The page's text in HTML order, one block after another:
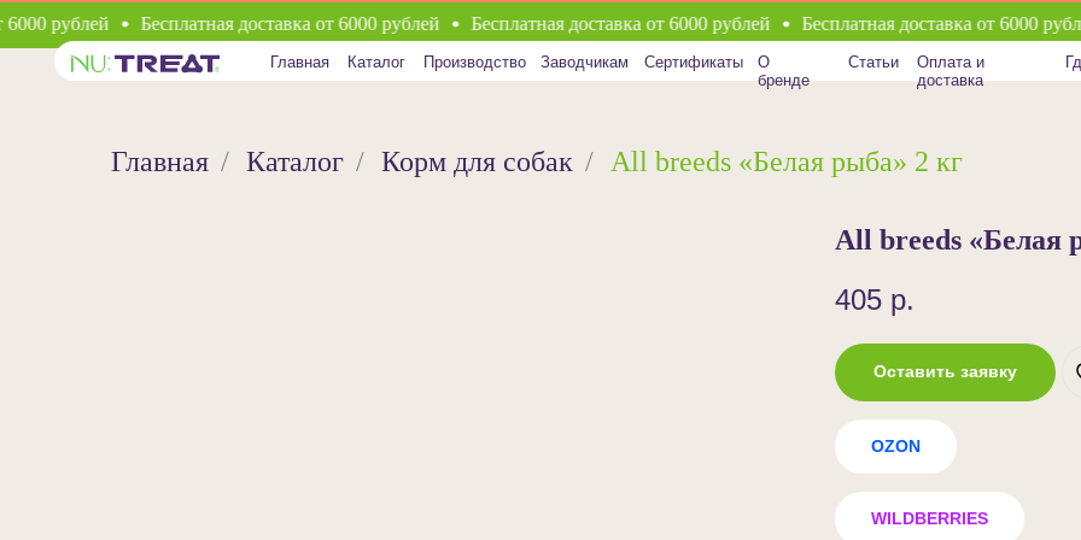
рублей Бесплатная доставка от 6000 рублей Бесплатная доставка от 6000 рублей Бесплатная доставка от 6000 рублей
Каталог
Оплата и
доставка
Сертификаты
Главная Статьи
Производство Заводчикам
бренде
Главная / Каталог / Корм для собак / All breeds «Белая рыба»‎ 2 кг
All breeds «Белая
405 р.
Оставить заявку
OZON
WILDBERRIES